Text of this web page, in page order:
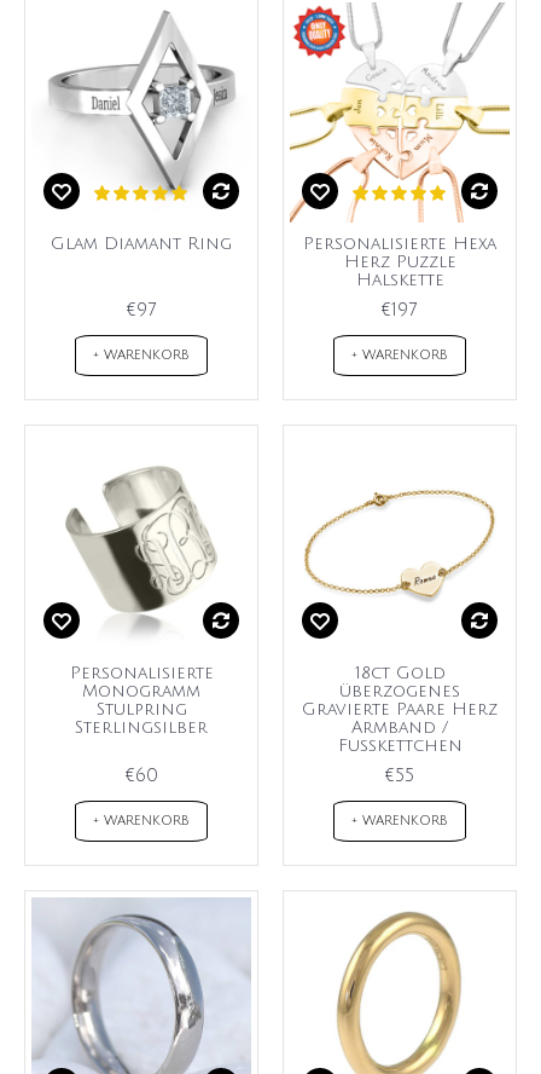
Glam Diamant Ring
€97
+ WARENKORB
Personalisierte Hexa
Herz Puzzle
Halskette
€197
+ WARENKORB
Personalisierte
Monogramm
Stulpring
Sterlingsilber
€60
+ WARENKORB
18ct Gold
überzogenes
Gravierte Paare Herz
Armband /
Fußkettchen
€55
+ WARENKORB